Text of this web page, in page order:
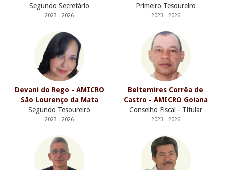
Segundo Secretário
2023 - 2026
Primeiro Tesoureiro
2023 - 2026
Devaní do Rego - AMICRO
São Lourenço da Mata
Segundo Tesoureiro
2023 - 2026
Beltemires Corrêa de
Castro - AMICRO Goiana
Conselho Fiscal - Titular
2023 - 2026